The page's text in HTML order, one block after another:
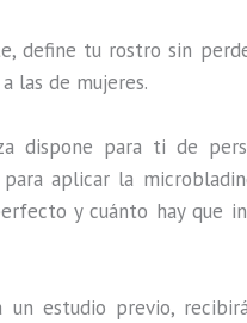
define tu rostro sin
las de mujeres.
dispone para ti de
aplicar la
y cuánto hay que
estudio previo,